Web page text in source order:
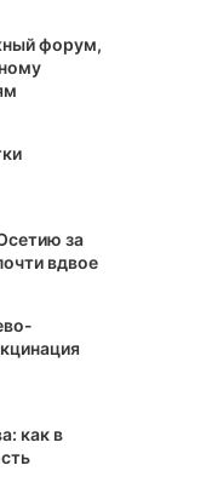
форум,
за
вдвое
как в